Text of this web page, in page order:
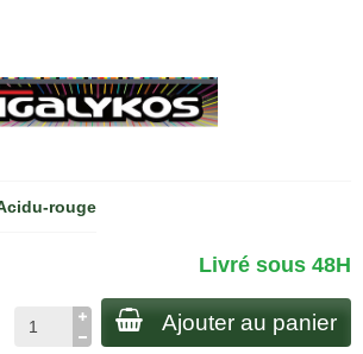
rouge
Livré sous 48H
Ajouter au panier